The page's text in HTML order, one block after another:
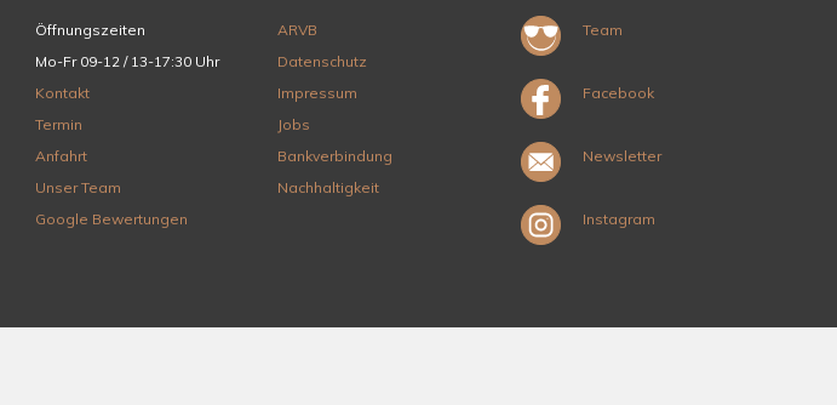
Öffnungszeiten
Mo-Fr 09-12 / 13-17:30 Uhr
Kontakt
Termin
Anfahrt
Unser Team
Google Bewertungen
ARVB
Datenschutz
Impressum
Jobs
Bankverbindung
Nachhaltigkeit
Team
Facebook
Newsletter
Instagram